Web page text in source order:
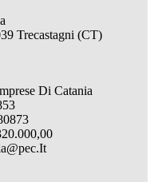
Trecastagni (CT)
Di Catania